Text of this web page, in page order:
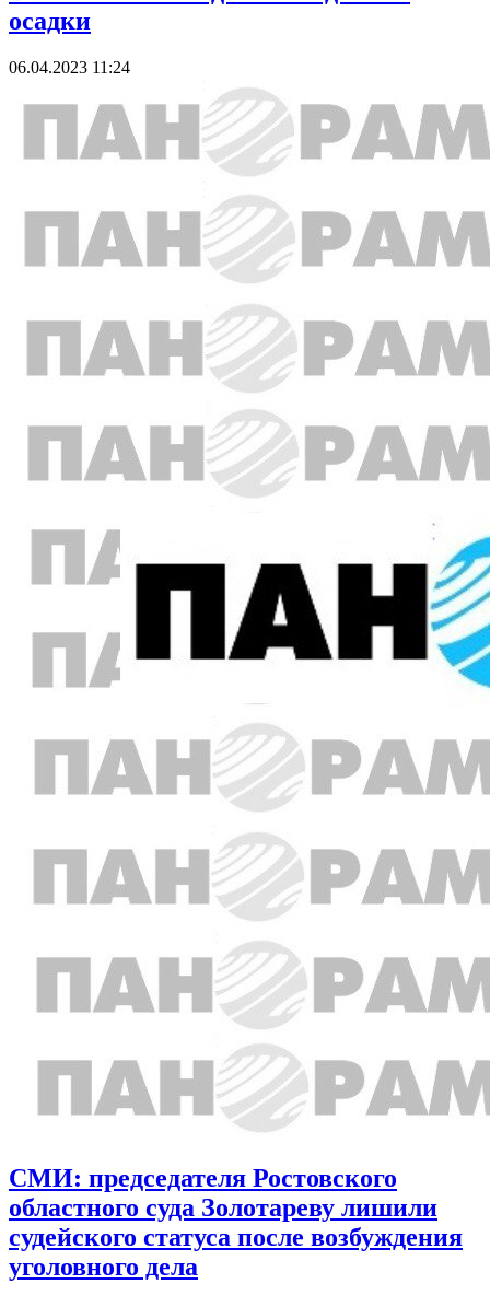
осадки
06.04.2023 11:24
СМИ: председателя Ростовского
областного суда Золотареву лишили
судейского статуса после возбуждения
уголовного дела